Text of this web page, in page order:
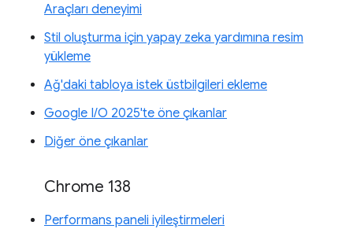
Araçları deneyimi
Stil oluşturma için yapay zeka yardımına resim
yükleme
Ağ'daki tabloya istek üstbilgileri ekleme
Google I/O 2025'te öne çıkanlar
Diğer öne çıkanlar
Chrome 138
Performans paneli iyileştirmeleri